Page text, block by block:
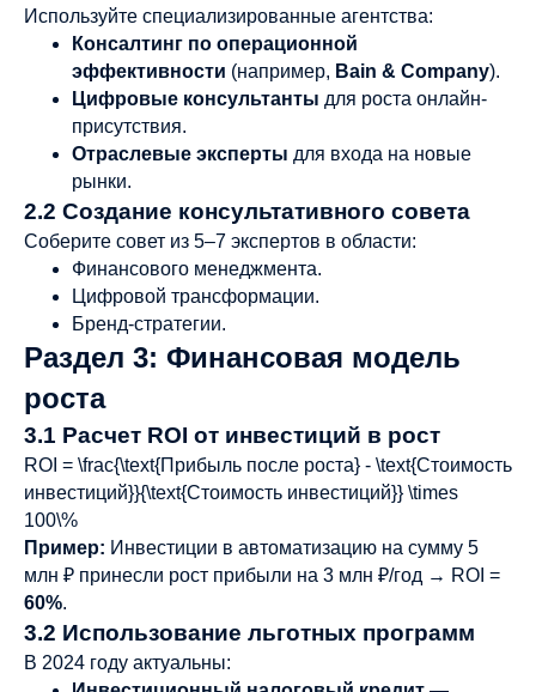
Используйте специализированные агентства:
Консалтинг по операционной
эффективности (например, Bain & Company).
Цифровые консультанты для роста онлайн-
присутствия.
Отраслевые эксперты для входа на новые
рынки.
2.2 Создание консультативного совета
Соберите совет из 5–7 экспертов в области:
Финансового менеджмента.
Цифровой трансформации.
Бренд-стратегии.
Раздел 3: Финансовая модель
роста
3.1 Расчет ROI от инвестиций в рост
ROI = \frac{\text{Прибыль после роста} - \text{Стоимость
инвестиций}}{\text{Стоимость инвестиций}} \times
100\%
Пример: Инвестиции в автоматизацию на сумму 5
млн ₽ принесли рост прибыли на 3 млн ₽/год → ROI =
60%.
3.2 Использование льготных программ
В 2024 году актуальны: